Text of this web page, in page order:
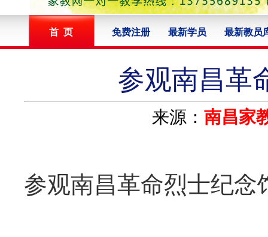
首 页 免费注册 最新学员 最新教员
参观南昌革
来源： 南昌家
参观南昌革命烈士纪念